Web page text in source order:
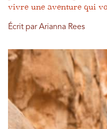
vivre une aventure qui
Écrit par Arianna Rees